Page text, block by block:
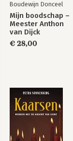
Boudewijn Donceel
Mijn boodschap –
Meester Anthon
van Dijck
€ 28,00